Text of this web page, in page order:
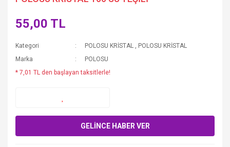
55,00 TL
Kategori POLOSU KRİSTAL , POLOSU KRİSTAL
Marka
POLOSU
* 7,01 TL den başlayan taksitlerle!
GELİNCE HABER VER